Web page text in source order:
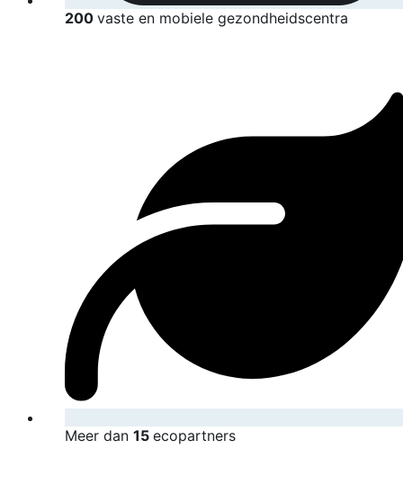
200 vaste en mobiele gezondheidscentra
Meer dan 15 ecopartners